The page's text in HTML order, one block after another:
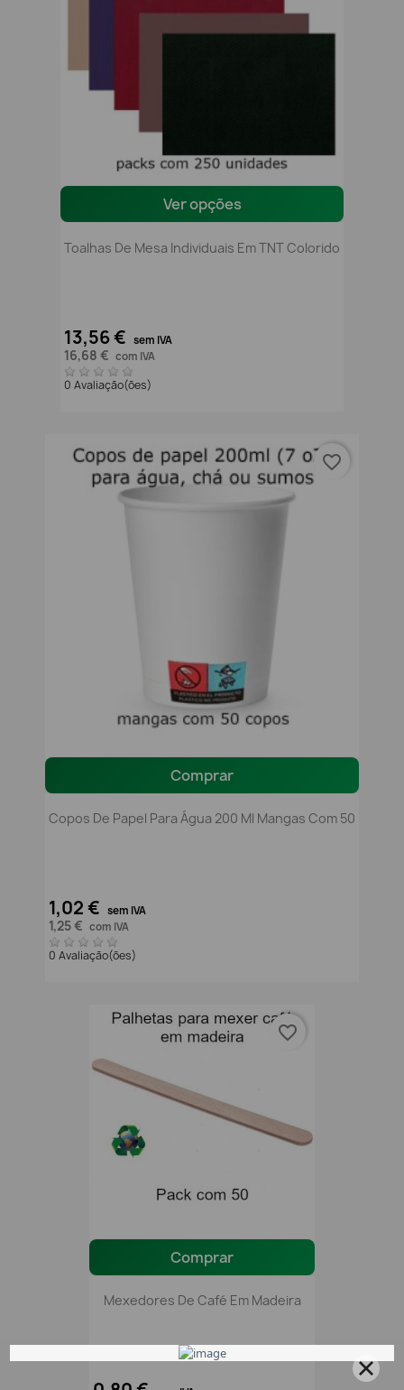
Ver opções
Toalhas De Mesa Individuais Em TNT Colorido
13,56 € sem IVA
16,68 € com IVA
0 Avaliação(ões)
Comprar
Copos De Papel Para Água 200 Ml Mangas Com 50
1,02 € sem IVA
1,25 € com IVA
0 Avaliação(ões)
favorite_border
Comprar
Mexedores De Café Em Madeira
favorite_border